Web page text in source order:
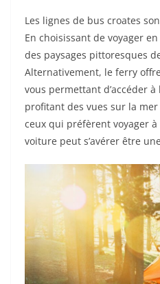
Les lignes de bus croates
En choisissant de voyager
des paysages pittoresques
Alternativement, le ferry
vous permettant d’accéder
profitant des vues sur la
ceux qui préfèrent voyager
voiture peut s’avérer être